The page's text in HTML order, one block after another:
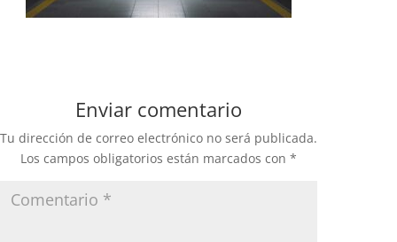
Enviar comentario
Tu dirección de correo electrónico no será publicada.
Los campos obligatorios están marcados con*